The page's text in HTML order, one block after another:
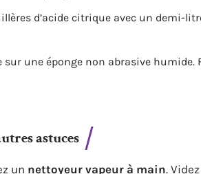
d’acide citrique avec un demi-
sur une éponge non abrasive
astuces
un nettoyeur vapeur à main.